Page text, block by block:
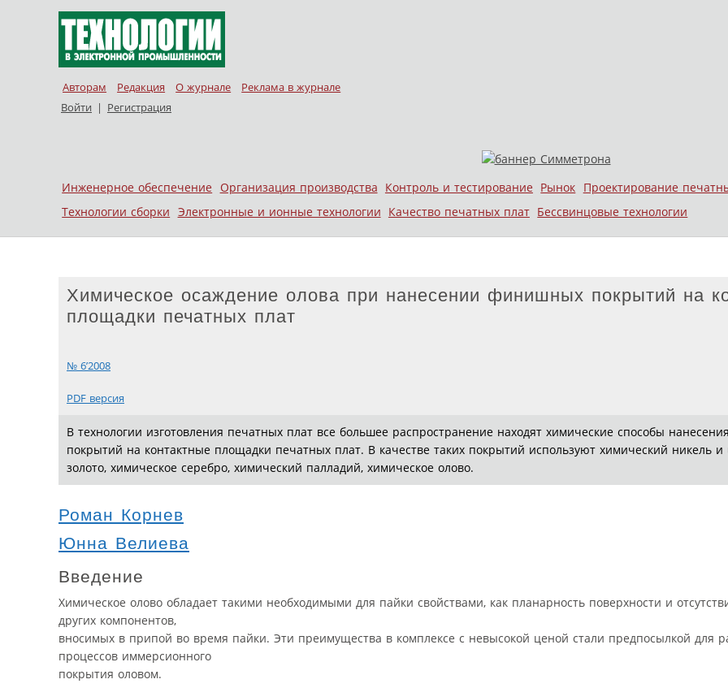
Авторам Редакция О журнале
Реклама в журнале
Войти | Регистрация
Меню
Skip to content
Инженерное обеспечение Организация производства Контроль и тестирование Рынок Проектирование
Технологии сборки Электронные и ионные технологии Качество печатных плат Бессвинцовые технологии
Химическое осаждение олова при нанесении финишных покрытий на
площадки печатных плат
№ 6’2008
PDF версия
В технологии изготовления печатных плат все большее распространение находят химические способы
покрытий на контактные площадки печатных плат. В качестве таких покрытий используют химический никель
золото, химическое серебро, химический палладий, химическое олово.
Роман Корнев
Юнна Велиева
Введение
Химическое олово обладает такими необходимыми для пайки свойствами, как планарность поверхности и
других компонентов,
вносимых в припой во время пайки. Эти преимущества в комплексе с невысокой ценой стали предпосылкой для
процессов иммерсионного
покрытия оловом.